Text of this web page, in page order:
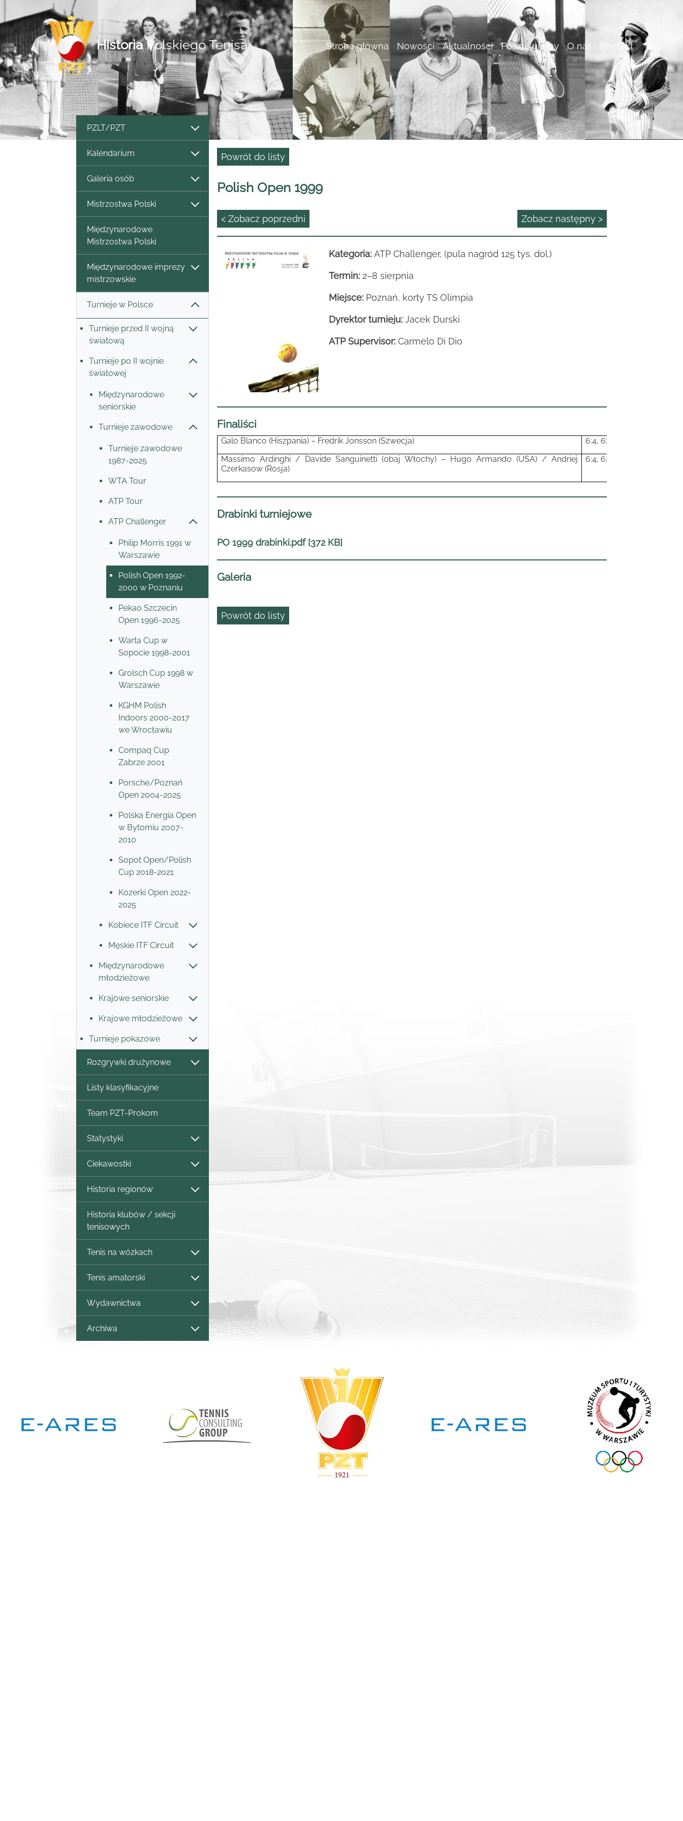
HistoriaPolskiego Tenisa Strona główna Nowości Aktualności Poszukujemy O nas Kontakt
PZLT/PZT
Kalendarium
Galeria osób
Mistrzostwa Polski
Międzynarodowe
Mistrzostwa Polski
Międzynarodowe imprezy
mistrzowskie
Turnieje w Polsce
Turnieje przed II wojną
światową
Turnieje po II wojnie
światowej
Międzynarodowe
seniorskie
Turnieje zawodowe
Turnieje zawodowe
1987-2025
WTA Tour
ATP Tour
ATP Challenger
Philip Morris 1991 w
Warszawie
Polish Open 1992-
2000 w Poznaniu
Pekao Szczecin
Open 1996-2025
Warta Cup w
Sopocie 1998-2001
Grolsch Cup 1998 w
Warszawie
KGHM Polish
Indoors 2000-2017
we Wrocławiu
Compaq Cup
Zabrze 2001
Porsche/Poznań
Open 2004-2025
Polska Energia Open
w Bytomiu 2007-
2010
Sopot Open/Polish
Cup 2018-2021
Kozerki Open 2022-
2025
Kobiece ITF Circuit
Męskie ITF Circuit
Międzynarodowe
młodzieżowe
Krajowe seniorskie
Krajowe młodzieżowe
Turnieje pokazowe
Rozgrywki drużynowe
Listy klasyfikacyjne
Team PZT-Prokom
Statystyki
Ciekawostki
Historia regionów
Historia klubów / sekcji
tenisowych
Tenis na wózkach
Tenis amatorski
Wydawnictwa
Archiwa
Powrót do listy
Polish Open 1999
< Zobacz poprzedni Zobacz następny >
Kategoria: ATP Challenger, (pula nagród 125 tys. dol.)
Termin: 2–8 sierpnia
Miejsce: Poznań, korty TS Olimpia
Dyrektor turnieju: Jacek Durski
ATP Supervisor: Carmelo Di Dio
Finaliści
Galo Blanco (Hiszpania) – Fredrik Jonsson (Szwecja)
6:4, 6:2
Massimo Ardinghi / Davide Sanguinetti (obaj Włochy) – Hugo Armando (USA) / Andriej
Czerkasow (Rosja)
6:4, 6:4
Drabinki turniejowe
PO 1999 drabinki.pdf [372 KB]
Galeria
Powrót do listy